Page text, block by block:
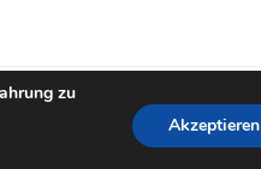
zu
Akzeptieren